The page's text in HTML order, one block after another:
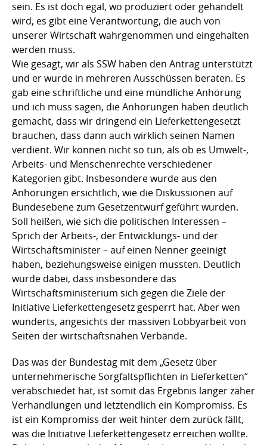
sein. Es ist doch egal, wo produziert oder gehandelt
wird, es gibt eine Verantwortung, die auch von
unserer Wirtschaft wahrgenommen und eingehalten
werden muss.
Wie gesagt, wir als SSW haben den Antrag unterstützt
und er wurde in mehreren Ausschüssen beraten. Es
gab eine schriftliche und eine mündliche Anhörung
und ich muss sagen, die Anhörungen haben deutlich
gemacht, dass wir dringend ein Lieferkettengesetzt
brauchen, dass dann auch wirklich seinen Namen
verdient. Wir können nicht so tun, als ob es Umwelt-,
Arbeits- und Menschenrechte verschiedener
Kategorien gibt. Insbesondere wurde aus den
Anhörungen ersichtlich, wie die Diskussionen auf
Bundesebene zum Gesetzentwurf geführt wurden.
Soll heißen, wie sich die politischen Interessen –
Sprich der Arbeits-, der Entwicklungs- und der
Wirtschaftsminister – auf einen Nenner geeinigt
haben, beziehungsweise einigen mussten. Deutlich
wurde dabei, dass insbesondere das
Wirtschaftsministerium sich gegen die Ziele der
Initiative Lieferkettengesetz gesperrt hat. Aber wen
wunderts, angesichts der massiven Lobbyarbeit von
Seiten der wirtschaftsnahen Verbände.
Das was der Bundestag mit dem „Gesetz über
unternehmerische Sorgfaltspflichten in Lieferketten“
verabschiedet hat, ist somit das Ergebnis langer zäher
Verhandlungen und letztendlich ein Kompromiss. Es
ist ein Kompromiss der weit hinter dem zurück fällt,
was die Initiative Lieferkettengesetz erreichen wollte.